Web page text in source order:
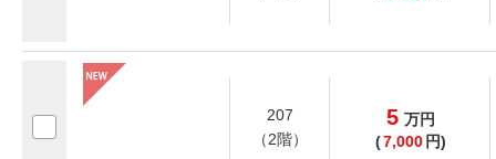
207
（2階）
5 万円
(7,000 円)